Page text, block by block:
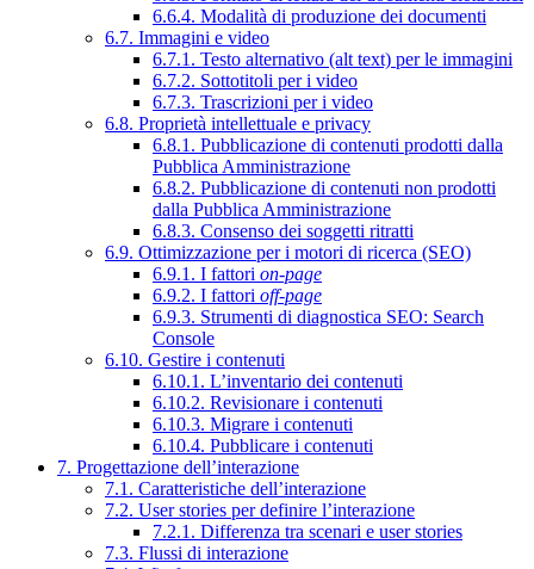
6.6.4. Modalità di produzione dei documenti
6.7. Immagini e video
6.7.1. Testo alternativo (alt text) per le immagini
6.7.2. Sottotitoli per i video
6.7.3. Trascrizioni per i video
6.8. Proprietà intellettuale e privacy
6.8.1. Pubblicazione di contenuti prodotti dalla
Pubblica Amministrazione
6.8.2. Pubblicazione di contenuti non prodotti
dalla Pubblica Amministrazione
6.8.3. Consenso dei soggetti ritratti
6.9. Ottimizzazione per i motori di ricerca (SEO)
6.9.1. I fattori on-page
6.9.2. I fattori off-page
6.9.3. Strumenti di diagnostica SEO: Search
Console
6.10. Gestire i contenuti
6.10.1. L’inventario dei contenuti
6.10.2. Revisionare i contenuti
6.10.3. Migrare i contenuti
6.10.4. Pubblicare i contenuti
7. Progettazione dell’interazione
7.1. Caratteristiche dell’interazione
7.2. User stories per definire l’interazione
7.2.1. Differenza tra scenari e user stories
7.3. Flussi di interazione